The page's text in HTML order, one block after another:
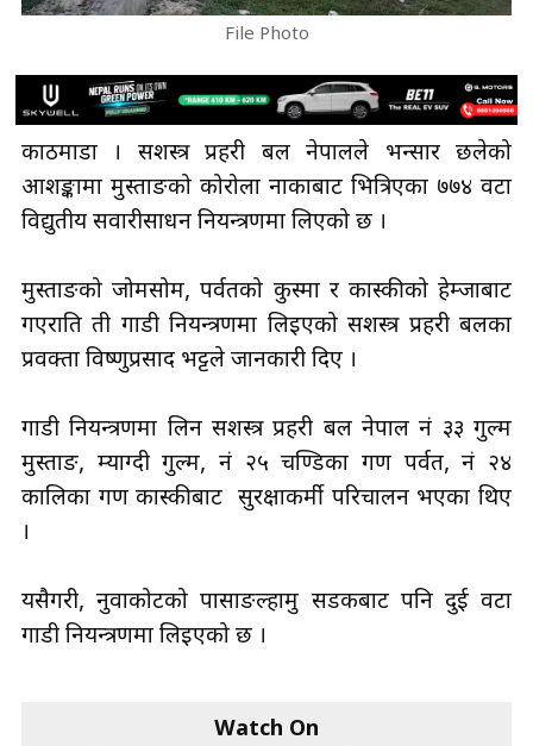
File Photo
काठमाडौँ । सशस्त्र प्रहरी बल नेपालले भन्सार छलेको
आशङ्कामा मुस्ताङको कोरोला नाकाबाट भित्रिएका ७७४ वटा
विद्युतीय सवारीसाधन नियन्त्रणमा लिएको छ ।
मुस्ताङको जोमसोम, पर्वतको कुस्मा र कास्कीको हेम्जाबाट
गएराति ती गाडी नियन्त्रणमा लिइएको सशस्त्र प्रहरी बलका
प्रवक्ता विष्णुप्रसाद भट्टले जानकारी दिए ।
गाडी नियन्त्रणमा लिन सशस्त्र प्रहरी बल नेपाल नं ३३ गुल्म
मुस्ताङ, म्याग्दी गुल्म, नं २५ चण्डिका गण पर्वत, नं २४
कालिका गण कास्कीबाट सुरक्षाकर्मी परिचालन भएका थिए
।
यसैगरी, नुवाकोटको पासाङल्हामु सडकबाट पनि दुई वटा
गाडी नियन्त्रणमा लिइएको छ ।
Watch On